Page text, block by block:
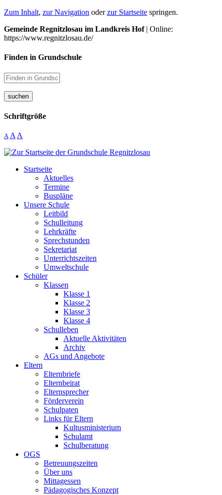
Zum Inhalt, zur Navigation oderzur Startseite springen.
Gemeinde Regnitzlosau im Landkreis Hof| Online:
https://www.regnitzlosau.de/
Finden in Grundschule
suchen
Schriftgröße
A A A
Startseite
Aktuelles
Termine
Buspläne
Unsere Schule
Leitbild
Schulleitung
Lehrkräfte
Sprechstunden
Sekretariat
Unterrichtszeiten
Umweltschule
Schüler
Klassen
Klasse 1
Klasse 2
Klasse 3
Klasse 4
Schulleben
Aktuelle Aktivitäten
Archiv
AGs und Angebote
Eltern
Elternbriefe
Elternbeirat
Elternsprecher
Förderverein
Schulpaten
Links für Eltern
Kultusministerium
Schulamt
Schulberatung
OGS
Betreuungszeiten
Über uns
Mittagessen
Pädagogisches Konzept